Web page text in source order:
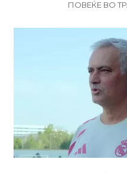
ПОВЕЌЕ ВО